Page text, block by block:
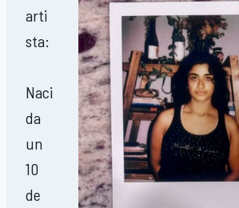
arti
sta:
Naci
da
un
10
de